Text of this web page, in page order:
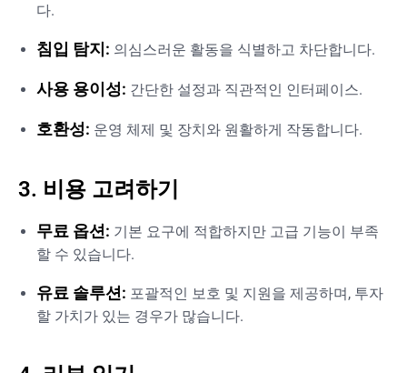
다.
침입 탐지: 의심스러운 활동을 식별하고 차단합니다.
사용 용이성: 간단한 설정과 직관적인 인터페이스.
호환성: 운영 체제 및 장치와 원활하게 작동합니다.
3. 비용 고려하기
무료 옵션: 기본 요구에 적합하지만 고급 기능이 부족
할 수 있습니다.
유료 솔루션: 포괄적인 보호 및 지원을 제공하며, 투자
할 가치가 있는 경우가 많습니다.